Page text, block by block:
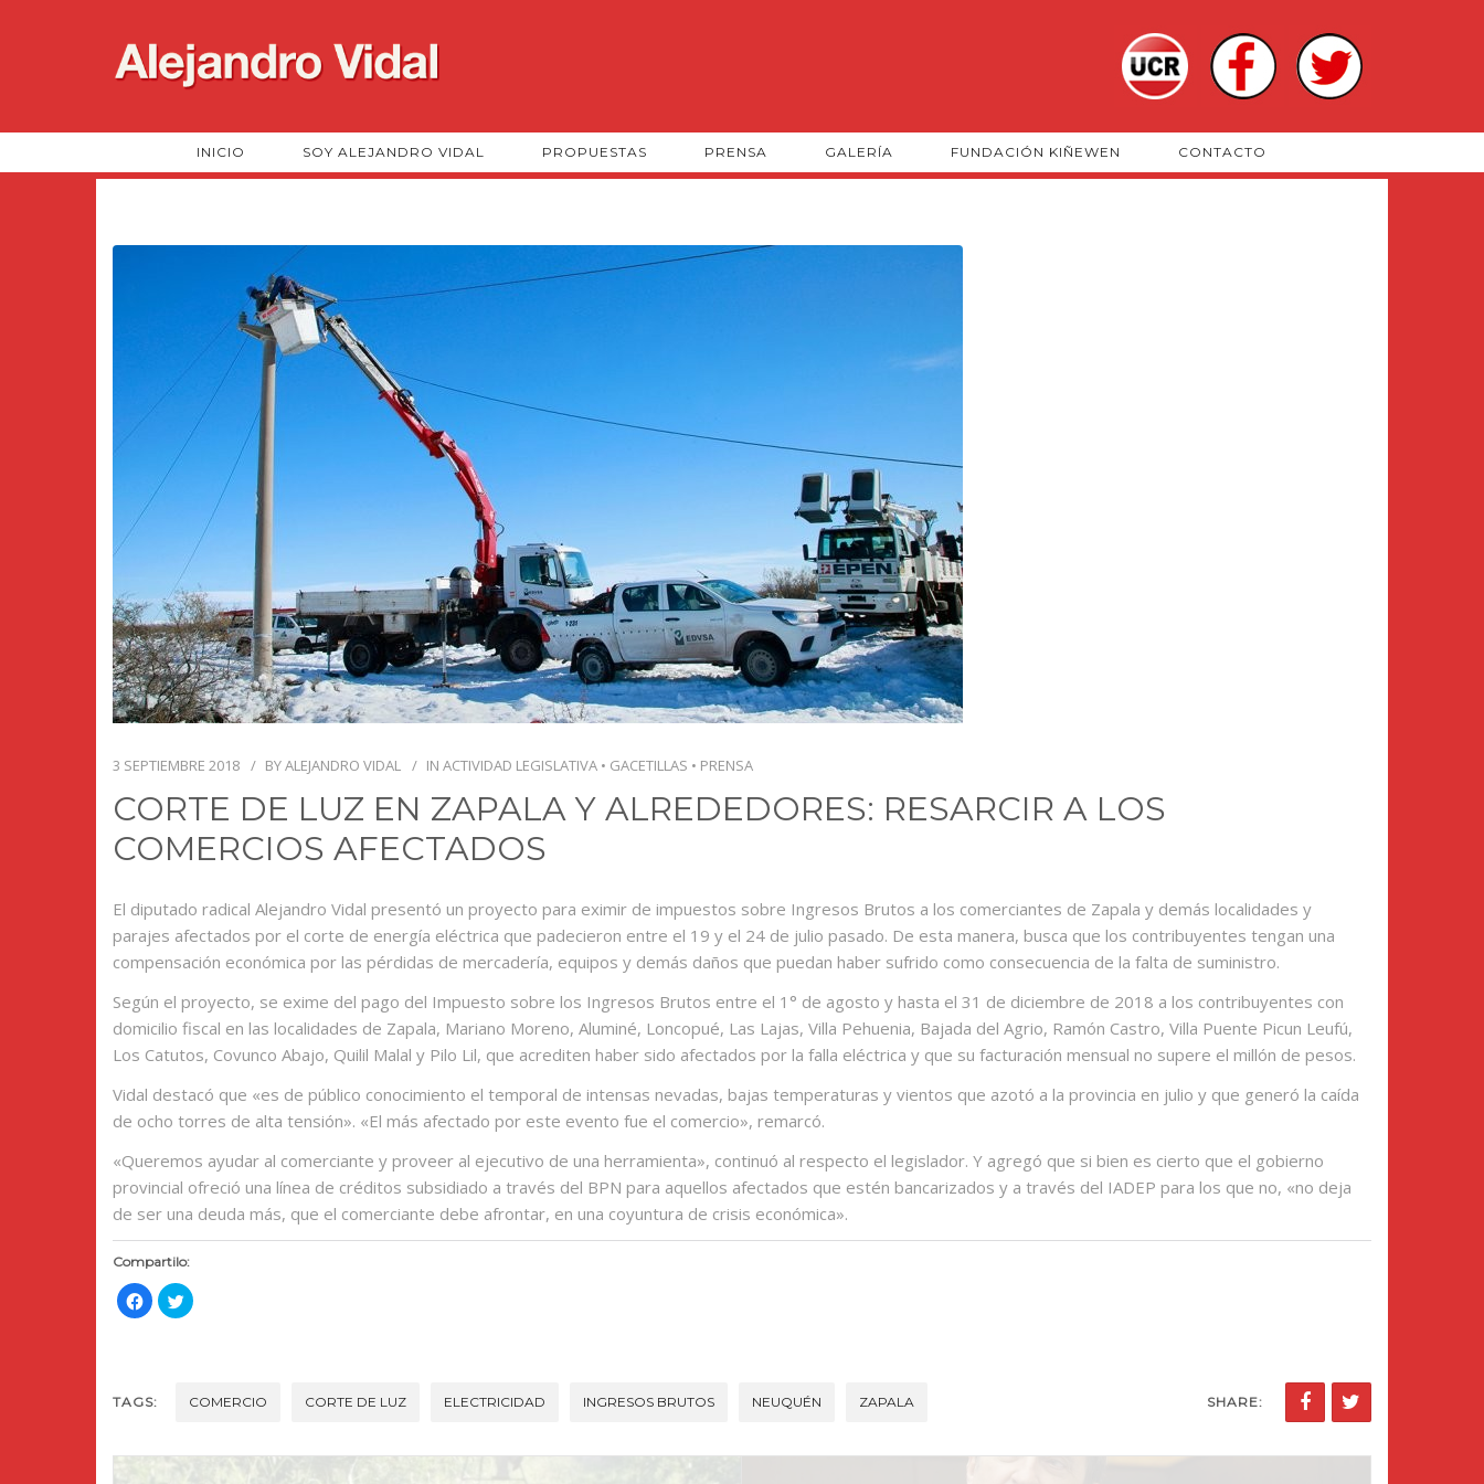
INICIO SOY ALEJANDRO VIDAL PROPUESTAS PRENSA GALERÍA FUNDACIÓN KIÑEWEN CONTACTO
3 SEPTIEMBRE 2018 BYALEJANDRO VIDAL IN ACTIVIDAD LEGISLATIVA • GACETILLAS • PRENSA
CORTE DE LUZ EN ZAPALA Y ALREDEDORES: RESARCIR A LOS
COMERCIOS AFECTADOS
El diputado radical Alejandro Vidal presentó un proyecto para eximir de impuestos sobre Ingresos Brutos a los comerciantes de Zapala y demás localidades y
parajes afectados por el corte de energía eléctrica que padecieron entre el 19 y el 24 de julio pasado. De esta manera, busca que los contribuyentes tengan una
compensación económica por las pérdidas de mercadería, equipos y demás daños que puedan haber sufrido como consecuencia de la falta de suministro.
Según el proyecto, se exime del pago del Impuesto sobre los Ingresos Brutos entre el 1° de agosto y hasta el 31 de diciembre de 2018 a los contribuyentes con
domicilio fiscal en las localidades de Zapala, Mariano Moreno, Aluminé, Loncopué, Las Lajas, Villa Pehuenia, Bajada del Agrio, Ramón Castro, Villa Puente Picun Leufú,
Los Catutos, Covunco Abajo, Quilil Malal y Pilo Lil, que acrediten haber sido afectados por la falla eléctrica y que su facturación mensual no supere el millón de pesos.
Vidal destacó que «es de público conocimiento el temporal de intensas nevadas, bajas temperaturas y vientos que azotó a la provincia en julio y que generó la caída
de ocho torres de alta tensión». «El más afectado por este evento fue el comercio», remarcó.
«Queremos ayudar al comerciante y proveer al ejecutivo de una herramienta», continuó al respecto el legislador. Y agregó que si bien es cierto que el gobierno
provincial ofreció una línea de créditos subsidiado a través del BPN para aquellos afectados que estén bancarizados y a través del IADEP para los que no, «no deja
de ser una deuda más, que el comerciante debe afrontar, en una coyuntura de crisis económica».
Compartilo:
Haz
clic
para
en
Haz
clic
en
TAGS: COMERCIO CORTE DE LUZ ELECTRICIDAD INGRESOS BRUTOS NEUQUÉN ZAPALA SHARE: